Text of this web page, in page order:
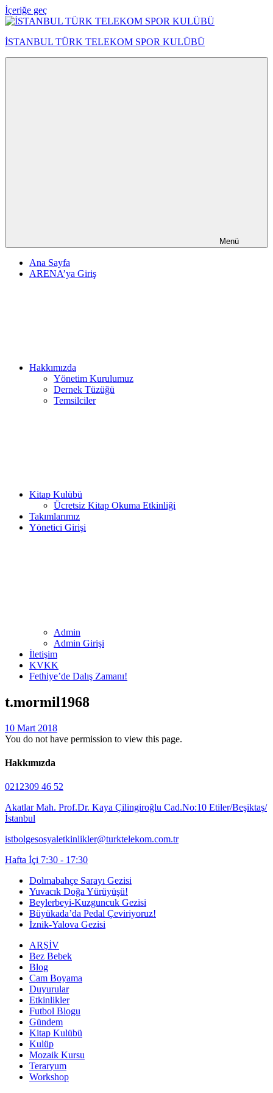
İçeriğe geç
İSTANBUL TÜRK TELEKOM SPOR KULÜBÜ
Menü
Ana Sayfa
ARENA’ya Giriş
Hakkımızda
Yönetim Kurulumuz
Dernek Tüzüğü
Temsilciler
Kitap Kulübü
Ücretsiz Kitap Okuma Etkinliği
Takımlarımız
Yönetici Girişi
Admin
Admin Girişi
İletişim
KVKK
Fethiye’de Dalış Zamanı!
t.mormil1968
10 Mart 2018
You do not have permission to view this page.
Hakkımızda
0212309 46 52
Akatlar Mah. Prof.Dr. Kaya Çilingiroğlu Cad.No:10 Etiler/Beşiktaş/
İstanbul
istbolgesosyaletkinlikler@turktelekom.com.tr
Hafta İçi 7:30 - 17:30
Dolmabahçe Sarayı Gezisi
Yuvacık Doğa Yürüyüşü!
Beylerbeyi-Kuzguncuk Gezisi
Büyükada’da Pedal Çeviriyoruz!
İznik-Yalova Gezisi
ARŞİV
Bez Bebek
Blog
Cam Boyama
Duyurular
Etkinlikler
Futbol Blogu
Gündem
Kitap Kulübü
Kulüp
Mozaik Kursu
Teraryum
Workshop